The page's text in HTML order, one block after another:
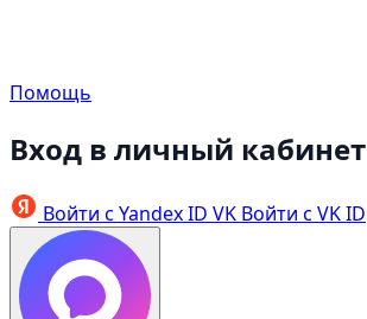
Помощь
Вход в личный кабинет
Войти с Yandex ID VK Войти с VK ID